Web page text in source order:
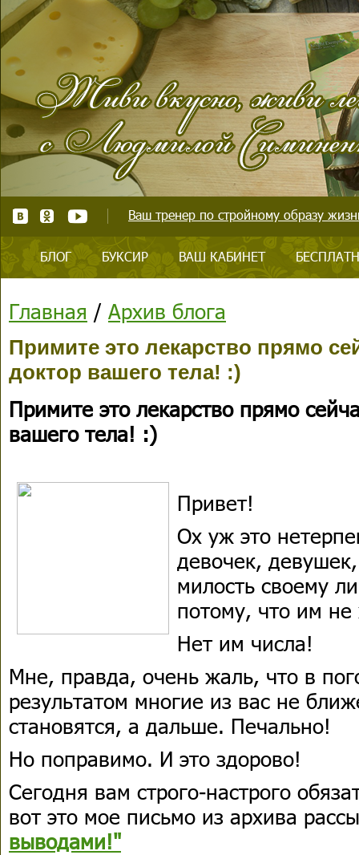
Ваш тренер по стройному образу
БЛОГ БУКСИР ВАШ КАБИНЕТ
Главная / Архив блога
Примите это лекарство прямо
доктор вашего тела! :)
Примите это лекарство прямо
вашего тела! :)
Привет!
Ох уж это
девочек,
милость своему
потому, что им не
Нет им числа!
Мне, правда, очень жаль, что в
результатом многие из вас не
становятся, а дальше. Печально!
Но поправимо. И это здорово!
Сегодня вам строго-настрого
вот это мое письмо из архива
выводами!"